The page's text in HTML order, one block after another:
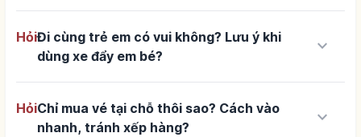
HỏiĐi cùng trẻ em có vui không? Lưu ý khi
dùng xe đẩy em bé?
keyboard_arrow_down
HỏiChỉ mua vé tại chỗ thôi sao? Cách vào
nhanh, tránh xếp hàng?
keyboard_arrow_down